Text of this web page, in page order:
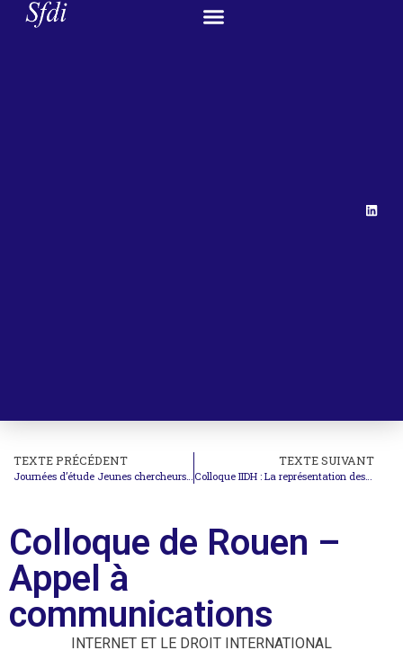
TEXTE PRÉCÉDENT
Journées d’étude Jeunes chercheurs : Appel à communications
TEXTE SUIVANT
Colloque IIDH : La représentation des requérants devant la Cour européenne des Droits de l’Homme
Colloque de Rouen –
Appel à
communications
INTERNET ET LE DROIT INTERNATIONAL